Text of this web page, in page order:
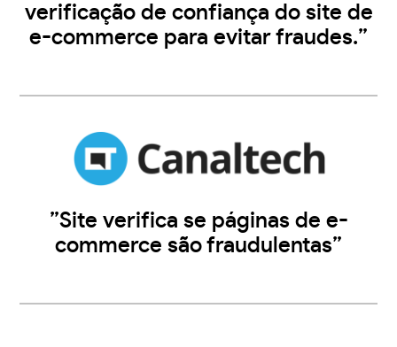
verificação de confiança do site de
e-commerce para evitar fraudes.”
”Site verifica se páginas de e-
commerce são fraudulentas”